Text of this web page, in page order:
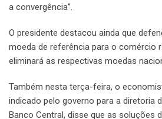
a convergência”.
O presidente destacou ainda que
moeda de referência para o comércio
eliminará as respectivas moedas
Também nesta terça-feira, o
indicado pelo governo para a diretoria
Banco Central, disse que as soluções